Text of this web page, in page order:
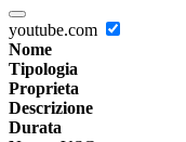
youtube.com
Nome
Tipologia
Proprieta
Descrizione
Durata